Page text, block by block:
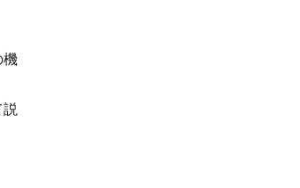
機
説